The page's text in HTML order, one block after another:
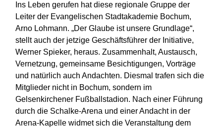
Ins Leben gerufen hat diese regionale Gruppe der
Leiter der Evangelischen Stadtakademie Bochum,
Arno Lohmann. „Der Glaube ist unsere Grundlage“,
stellt auch der jetzige Geschäftsführer der Initiative,
Werner Spieker, heraus. Zusammenhalt, Austausch,
Vernetzung, gemeinsame Besichtigungen, Vorträge
und natürlich auch Andachten. Diesmal trafen sich die
Mitglieder nicht in Bochum, sondern im
Gelsenkirchener Fußballstadion. Nach einer Führung
durch die Schalke-Arena und einer Andacht in der
Arena-Kapelle widmet sich die Veranstaltung dem